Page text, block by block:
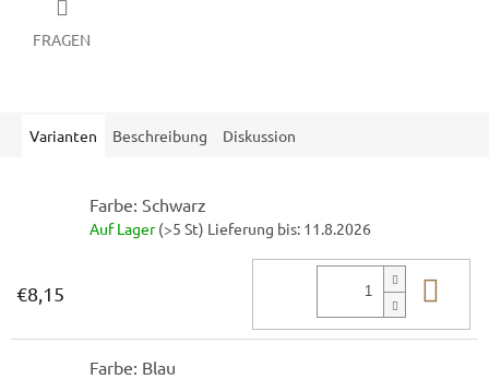
FRAGEN
Varianten Beschreibung Diskussion
Farbe: Schwarz
Auf Lager(>5 St) Lieferung bis: 11.8.2026
€8,15
Farbe: Blau